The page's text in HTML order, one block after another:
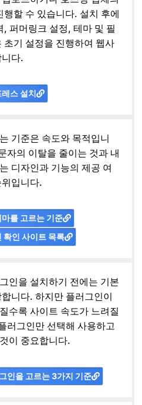
할 수 있습니다. 설치 후에
퍼머링크 설정, 테마 및 필
초기 설정을 진행하여 웹사
다.
스 설치
기준은 속도와 목적입니
자의 이탈을 줄이는 것과 내
디자인과 기능의 제공 여
입니다.
를 고르는 기준
확인 사이트 목록
인을 설치하기 전에는 기본
니다. 하지만 플러그인이
수록 사이트 속도가 느려질
러그인만 선택해 사용하고
이 중요합니다.
인을 고르는 3가지 기준